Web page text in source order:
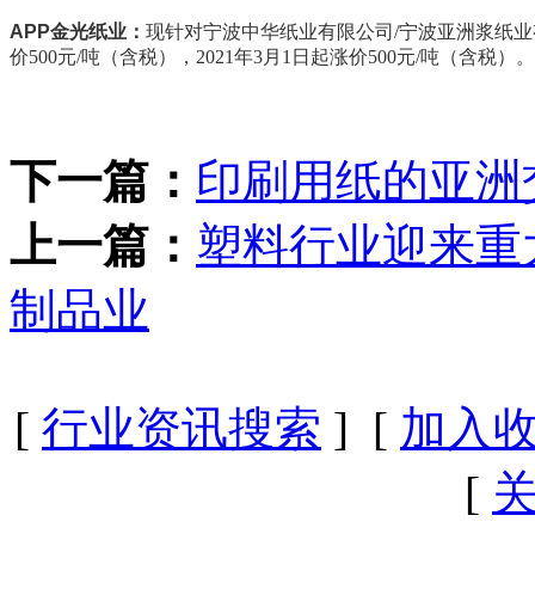
APP金光纸业： 现针对宁波中华纸业有限公司/宁波亚洲浆纸
价500元/吨（含税），2021年3月1日起涨价500元/吨（含税）。
下一篇： 印刷用纸的亚
上一篇： 塑料行业迎来
制品业
[ 行业资讯搜索 ] [ 加入
[